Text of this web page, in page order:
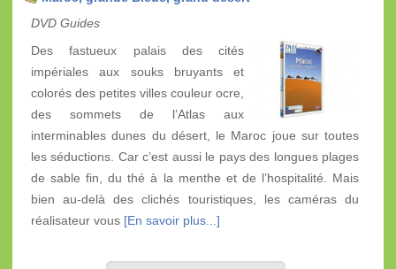
DVD Guides
Des fastueux palais des cités
impériales aux souks bruyants et
colorés des petites villes couleur ocre,
des sommets de l’Atlas aux
interminables dunes du désert, le Maroc joue sur toutes
les séductions. Car c’est aussi le pays des longues plages
de sable fin, du thé à la menthe et de l’hospitalité. Mais
bien au-delà des clichés touristiques, les caméras du
réalisateur vous [En savoir plus...]